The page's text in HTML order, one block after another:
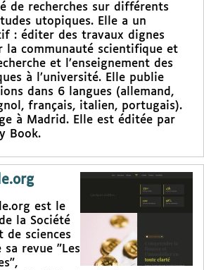
de recherches sur différents
utopiques. Elle a un
: éditer des travaux dignes
la communauté scientifique et
et l’enseignement des
à l’université. Elle publie
dans 6 langues (allemand,
français, italien, portugais).
à Madrid. Elle est éditée par
Book.
est le
la Société
de sciences
sa revue "Les